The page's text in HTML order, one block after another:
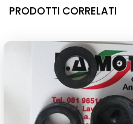
PRODOTTI CORRELATI